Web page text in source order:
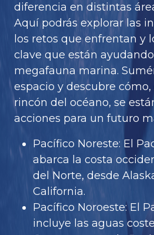
diferencia en distintas
Aquí podrás explorar las
los retos que enfrentan y
clave que están
megafauna marina.
espacio y descubre cómo,
rincón del océano, se
acciones para un futuro
Pacífico Noreste: El
abarca la costa
del Norte, desde
California.
Pacífico Noroeste: El
incluye las aguas